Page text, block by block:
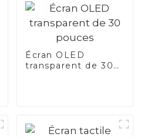
Écran OLED
transparent de 30